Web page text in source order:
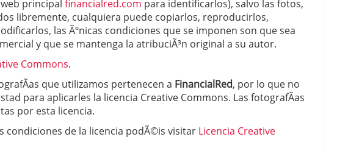
España
08/2026
de convenio en pymes: la obligación que muchas empresas
cuando ya es demasiado tarde 20/07/2026
de SIFX: Lo Que Deben Saber los Traders Mexicanos Antes de
29/06/2026
empresa online vs proceso tradicional: ventajas reales para pymes
2026
afrontar una baja mÃ©dica cuando trabajas por cuenta propia
2026
principal financialred.com para identificarlos), salvo las fotos,
libremente, cualquiera puede copiarlos, reproducirlos,
las Ãºnicas condiciones que se imponen son que sea
y que se mantenga la atribuciÃ³n original a su autor.
Commons.
que utilizamos pertenecen a FinancialRed, por lo que no
para aplicarles la licencia Creative Commons. Las fotografÃ­as
por esta licencia.
condiciones de la licencia podÃ©is visitar Licencia Creative